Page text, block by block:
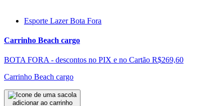
Esporte Lazer Bota Fora
Carrinho Beach cargo
BOTA FORA - descontos no PIX e no Cartão R$269,60
Carrinho Beach cargo
adicionar ao carrinho